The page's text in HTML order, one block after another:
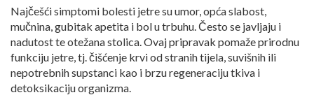
Najčešći simptomi bolesti jetre su umor, opća slabost,
mučnina, gubitak apetita i bol u trbuhu. Često se javljaju i
nadutost te otežana stolica. Ovaj pripravak pomaže prirodnu
funkciju jetre, tj. čišćenje krvi od stranih tijela, suvišnih ili
nepotrebnih supstanci kao i brzu regeneraciju tkiva i
detoksikaciju organizma.